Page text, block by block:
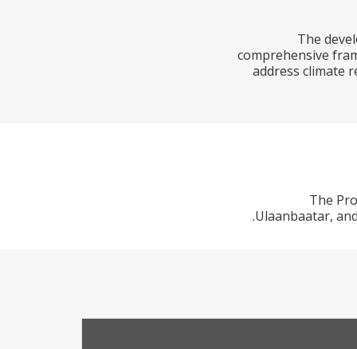
The
comprehensive
address climate
The
Ulaanbaatar,